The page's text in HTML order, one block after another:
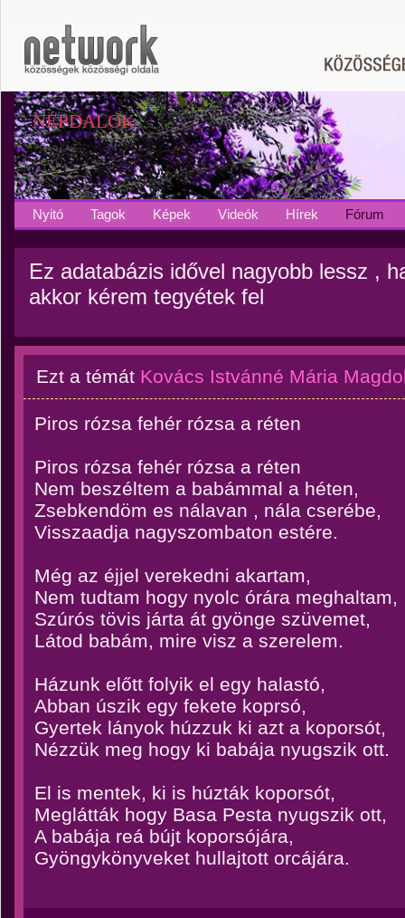
NÉPDALOK
Nyitó Tagok Képek Videók Hírek Fórum
Ez adatabázis idővel nagyobb lessz ,
akkor kérem tegyétek fel
Ezt a témát Kovács Istvánné Mária
Piros rózsa fehér rózsa a réten
Piros rózsa fehér rózsa a réten
Nem beszéltem a babámmal a héten,
Zsebkendöm es nálavan , nála cserébe,
Visszaadja nagyszombaton estére.
Még az éjjel verekedni akartam,
Nem tudtam hogy nyolc órára meghaltam,
Szúrós tövis járta át gyönge szüvemet,
Látod babám, mire visz a szerelem.
Házunk előtt folyik el egy halastó,
Abban úszik egy fekete koprsó,
Gyertek lányok húzzuk ki azt a koporsót,
Nézzük meg hogy ki babája nyugszik ott.
El is mentek, ki is húzták koporsót,
Meglátták hogy Basa Pesta nyugszik ott,
A babája reá bújt koporsójára,
Gyöngykönyveket hullajtott orcájára.